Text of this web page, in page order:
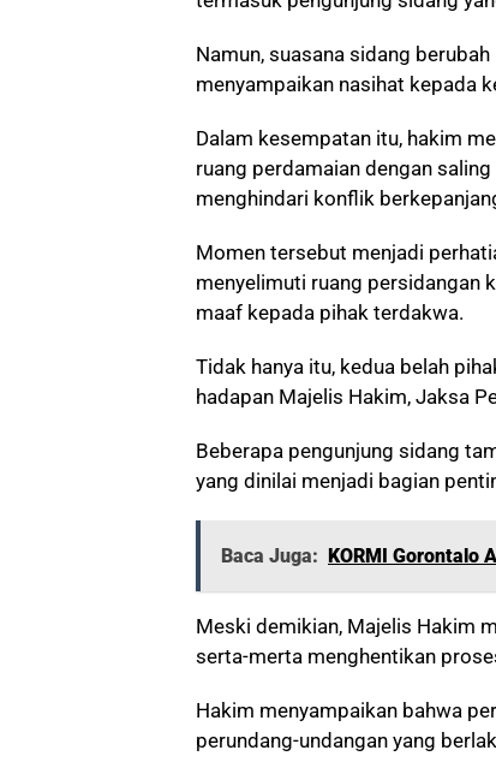
Namun, suasana sidang
menyampaikan nasihat kepada
Dalam kesempatan itu, hakim
ruang perdamaian dengan
menghindari konflik
Momen tersebut menjadi
menyelimuti ruang persidangan
maaf kepada pihak terdakwa.
Tidak hanya itu, kedua belah
hadapan Majelis Hakim, Jaksa
Beberapa pengunjung sidang
yang dinilai menjadi bagian
Baca Juga: KORMI Gorontalo
Meski demikian, Majelis Hakim
serta-merta menghentikan
Hakim menyampaikan bahwa
perundang-undangan yang